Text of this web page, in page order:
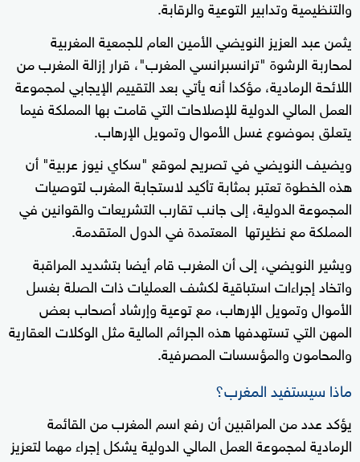
والتنظيمية وتدابير التوعية والرقابة.
يثمن عبد العزيز النويضي الأمين العام للجمعية المغربية
لمحاربة الرشوة "ترانسبرانسي المغرب"، قرار إزالة المغرب من
اللائحة الرمادية، مؤكدا أنه يأتي بعد التقييم الإيجابي لمجموعة
العمل المالي الدولية للإصلاحات التي قامت بها المملكة فيما
يتعلق بموضوع غسل الأموال وتمويل الإرهاب.
ويضيف النويضي في تصريح لموقع "سكاي نيوز عربية" أن
هذه الخطوة تعتبر بمثابة تأكيد لاستجابة المغرب لتوصيات
المجموعة الدولية، إلى جانب تقارب التشريعات والقوانين في
المملكة مع نظيرتها المعتمدة في الدول المتقدمة.
ويشير النويضي، إلى أن المغرب قام أيضا بتشديد المراقبة
واتخاد إجراءات استباقية لكشف العمليات ذات الصلة بغسل
الأموال وتمويل الإرهاب، مع توعية وإرشاد أصحاب بعض
المهن التي تستهدفها هذه الجرائم المالية مثل الوكلات العقارية
والمحامون والمؤسسات المصرفية.
ماذا سيستفيد المغرب؟
يؤكد عدد من المراقبين أن رفع اسم المغرب من القائمة
الرمادية لمجموعة العمل المالي الدولية يشكل إجراء مهما لتعزيز